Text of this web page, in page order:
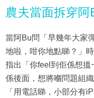
農夫當面拆穿
當阿Bu問「早幾年大家
地啦，咁你地點睇？」
指出「你feel到佢係想
係後面，想將嗰問題組
「用電話睇，小部分有